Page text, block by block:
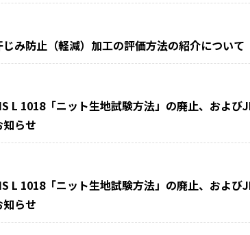
み防止（軽減）加工の評価方法の紹介について
L 1018「ニット生地試験方法」の廃止、および
らせ
L 1018「ニット生地試験方法」の廃止、および
らせ